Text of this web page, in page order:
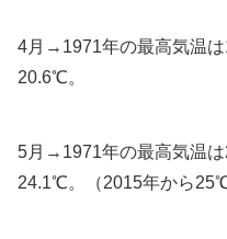
4月→1971年の最高気温
20.6℃。
5月→1971年の最高気温
24.1℃。（2015年から25℃